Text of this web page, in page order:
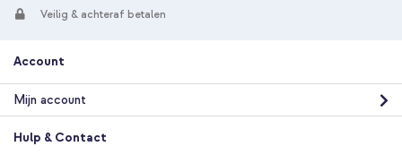
Veilig & achteraf betalen
Account
Mijn account
Hulp & Contact